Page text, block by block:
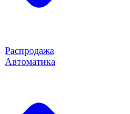
Распродажа
Автоматика